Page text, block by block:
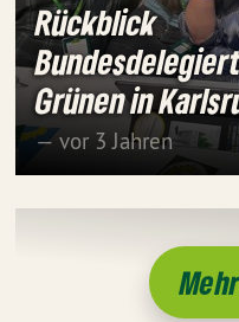
Rückblick
Grünen in
— vor 3 Jahren